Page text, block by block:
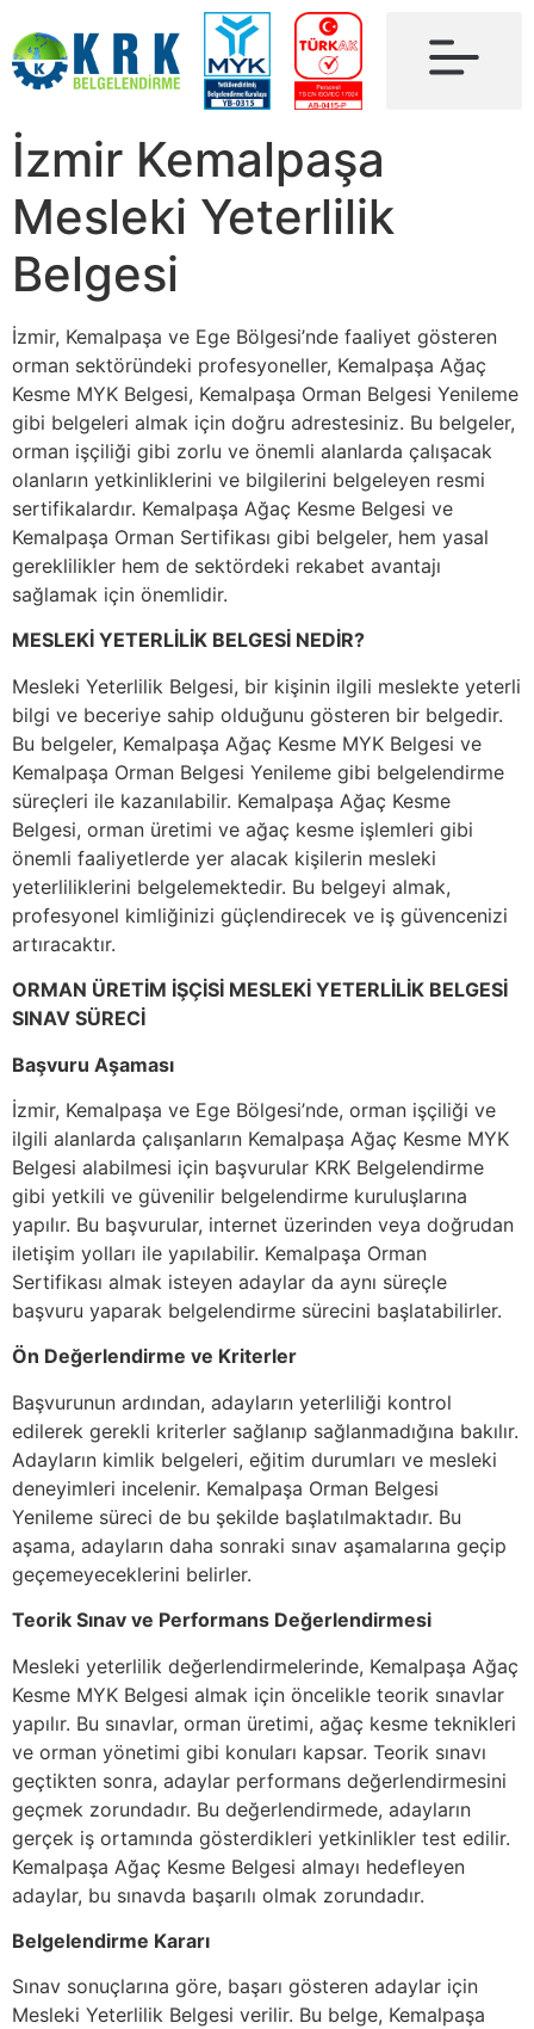
İzmir Kemalpaşa
Mesleki Yeterlilik
Belgesi
İzmir, Kemalpaşa ve Ege Bölgesi’nde faaliyet gösteren
orman sektöründeki profesyoneller, Kemalpaşa Ağaç
Kesme MYK Belgesi, Kemalpaşa Orman Belgesi Yenileme
gibi belgeleri almak için doğru adrestesiniz. Bu belgeler,
orman işçiliği gibi zorlu ve önemli alanlarda çalışacak
olanların yetkinliklerini ve bilgilerini belgeleyen resmi
sertifikalardır. Kemalpaşa Ağaç Kesme Belgesi ve
Kemalpaşa Orman Sertifikası gibi belgeler, hem yasal
gereklilikler hem de sektördeki rekabet avantajı
sağlamak için önemlidir.
MESLEKİ YETERLİLİK BELGESİ NEDİR?
Mesleki Yeterlilik Belgesi, bir kişinin ilgili meslekte yeterli
bilgi ve beceriye sahip olduğunu gösteren bir belgedir.
Bu belgeler, Kemalpaşa Ağaç Kesme MYK Belgesi ve
Kemalpaşa Orman Belgesi Yenileme gibi belgelendirme
süreçleri ile kazanılabilir. Kemalpaşa Ağaç Kesme
Belgesi, orman üretimi ve ağaç kesme işlemleri gibi
önemli faaliyetlerde yer alacak kişilerin mesleki
yeterliliklerini belgelemektedir. Bu belgeyi almak,
profesyonel kimliğinizi güçlendirecek ve iş güvencenizi
artıracaktır.
ORMAN ÜRETİM İŞÇİSİ MESLEKİ YETERLİLİK BELGESİ
SINAV SÜRECİ
Başvuru Aşaması
İzmir, Kemalpaşa ve Ege Bölgesi’nde, orman işçiliği ve
ilgili alanlarda çalışanların Kemalpaşa Ağaç Kesme MYK
Belgesi alabilmesi için başvurular KRK Belgelendirme
gibi yetkili ve güvenilir belgelendirme kuruluşlarına
yapılır. Bu başvurular, internet üzerinden veya doğrudan
iletişim yolları ile yapılabilir. Kemalpaşa Orman
Sertifikası almak isteyen adaylar da aynı süreçle
başvuru yaparak belgelendirme sürecini başlatabilirler.
Ön Değerlendirme ve Kriterler
Başvurunun ardından, adayların yeterliliği kontrol
edilerek gerekli kriterler sağlanıp sağlanmadığına bakılır.
Adayların kimlik belgeleri, eğitim durumları ve mesleki
deneyimleri incelenir. Kemalpaşa Orman Belgesi
Yenileme süreci de bu şekilde başlatılmaktadır. Bu
aşama, adayların daha sonraki sınav aşamalarına geçip
geçemeyeceklerini belirler.
Teorik Sınav ve Performans Değerlendirmesi
Mesleki yeterlilik değerlendirmelerinde, Kemalpaşa Ağaç
Kesme MYK Belgesi almak için öncelikle teorik sınavlar
yapılır. Bu sınavlar, orman üretimi, ağaç kesme teknikleri
ve orman yönetimi gibi konuları kapsar. Teorik sınavı
geçtikten sonra, adaylar performans değerlendirmesini
geçmek zorundadır. Bu değerlendirmede, adayların
gerçek iş ortamında gösterdikleri yetkinlikler test edilir.
Kemalpaşa Ağaç Kesme Belgesi almayı hedefleyen
adaylar, bu sınavda başarılı olmak zorundadır.
Belgelendirme Kararı
Sınav sonuçlarına göre, başarı gösteren adaylar için
Mesleki Yeterlilik Belgesi verilir. Bu belge, Kemalpaşa